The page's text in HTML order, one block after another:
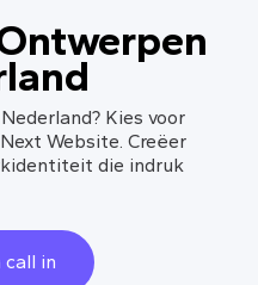
Kies voor
Website. Creëer
die indruk
call in